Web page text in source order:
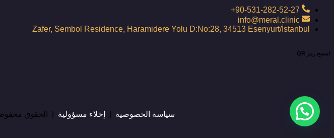
90-531-282-52-27+
info@meral.clinic
Zafer, Sembol Residence, Haramidere Yolu D:No:28, 34513 Esenyurt/İstanbul
امسح رمز QR
سياسة الخصوصية إخلاء مسؤولية | الحقوق محفوظة